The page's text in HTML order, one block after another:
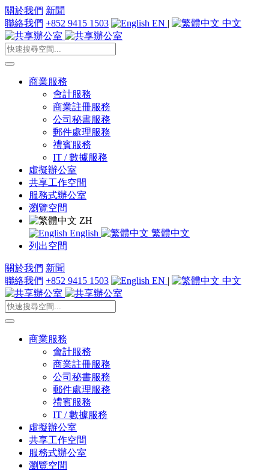
關於我們 新聞
聯絡我們 +852 9415 1503 EN | 中文
商業服務
會計服務
商業註冊服務
公司秘書服務
郵件處理服務
禮賓服務
IT / 數據服務
虛擬辦公室
共享工作空間
服務式辦公室
瀏覽空間
ZH
English
繁體中文
列出空間
關於我們 新聞
聯絡我們 +852 9415 1503 EN | 中文
商業服務
會計服務
商業註冊服務
公司秘書服務
郵件處理服務
禮賓服務
IT / 數據服務
虛擬辦公室
共享工作空間
服務式辦公室
瀏覽空間